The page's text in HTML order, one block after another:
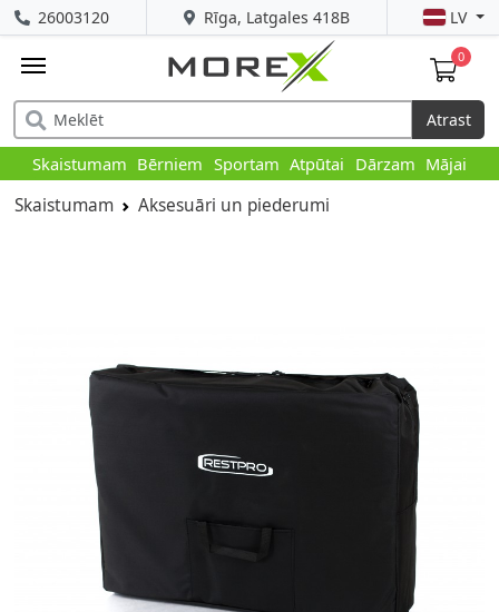
Rīga, Latgales 418B
26003120 LV
0
Atrast
Skaistumam Bērniem Sportam Atpūtai Dārzam Mājai
Skaistumam Aksesuāri un piederumi